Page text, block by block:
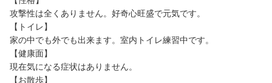
攻撃性は全くありません。好奇心旺盛で元気です。
【トイレ】
家の中でも外でも出来ます。室内トイレ練習中です。
【健康面】
現在気になる症状はありません。
【お散歩】